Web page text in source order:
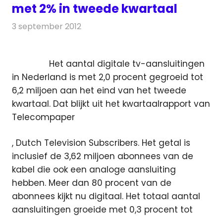
met 2% in tweede kwartaal
3 september 2012
Het aantal digitale tv-aansluitingen
in Nederland is met 2,0 procent gegroeid tot
6,2 miljoen aan het eind van het tweede
kwartaal. Dat blijkt uit het kwartaalrapport van
Telecompaper
, Dutch Television Subscribers. Het getal is
inclusief de 3,62 miljoen abonnees van de
kabel die ook een analoge aansluiting
hebben. Meer dan 80 procent van de
abonnees kijkt nu digitaal. Het totaal aantal
aansluitingen groeide met 0,3 procent tot